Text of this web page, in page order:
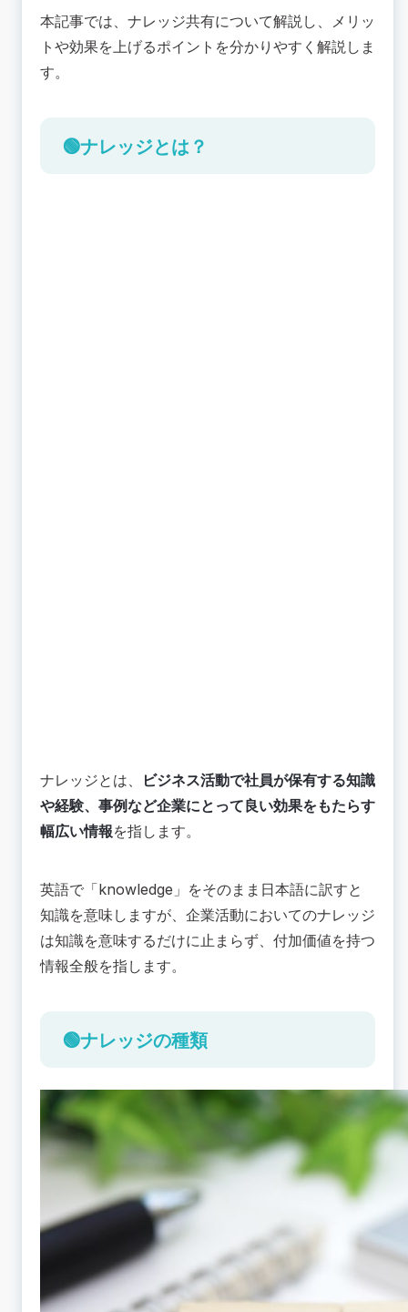
共有のメリットや目的を周知
💡ナレッジ共有に効果的なツール
チャットボット
📚まとめ：スモールスタートしながらナレッジ共
本記事では、ナレッジ共有について解説し、メリッ
トや効果を上げるポイントを分かりやすく解説しま
す。
🟢ナレッジとは？
ナレッジとは、
ビジネス活動で社員が保有する知識
や経験、事例など企業にとって良い効果をもたらす
幅広い情報を指します。
英語で「knowledge」をそのまま日本語に訳すと
知識を意味しますが、企業活動においてのナレッジ
は知識を意味するだけに止まらず、付加価値を持つ
情報全般を指します。
🟢ナレッジの種類